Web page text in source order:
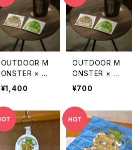
OUTDOOR M
ONSTER × W
OODS オリジナ
ル転写ステッカ
ー（セット販売）
¥1,400
OUTDOOR M
ONSTER × W
OODS オリジナ
ー
¥700